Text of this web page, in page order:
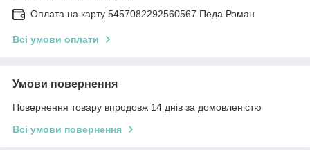
Оплата на карту 5457082292560567 Педа Роман
Всі умови оплати
Умови повернення
Повернення товару впродовж 14 днів за домовленістю
Всі умови повернення